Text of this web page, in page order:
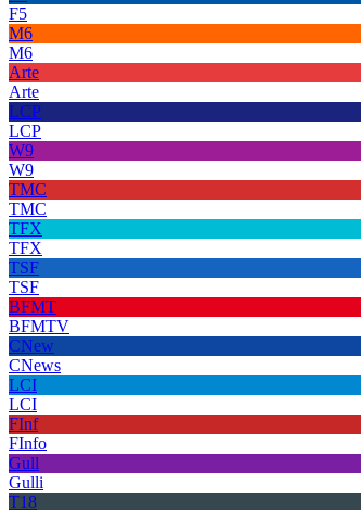
F5
M6
M6
Arte
Arte
LCP
LCP
W9
W9
TMC
TMC
TFX
TFX
TSF
TSF
BFMT
BFMTV
CNew
CNews
LCI
LCI
FInf
FInfo
Gull
Gulli
T18